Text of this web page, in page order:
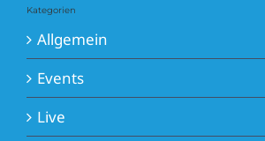
Kategorien
Allgemein
Events
Live